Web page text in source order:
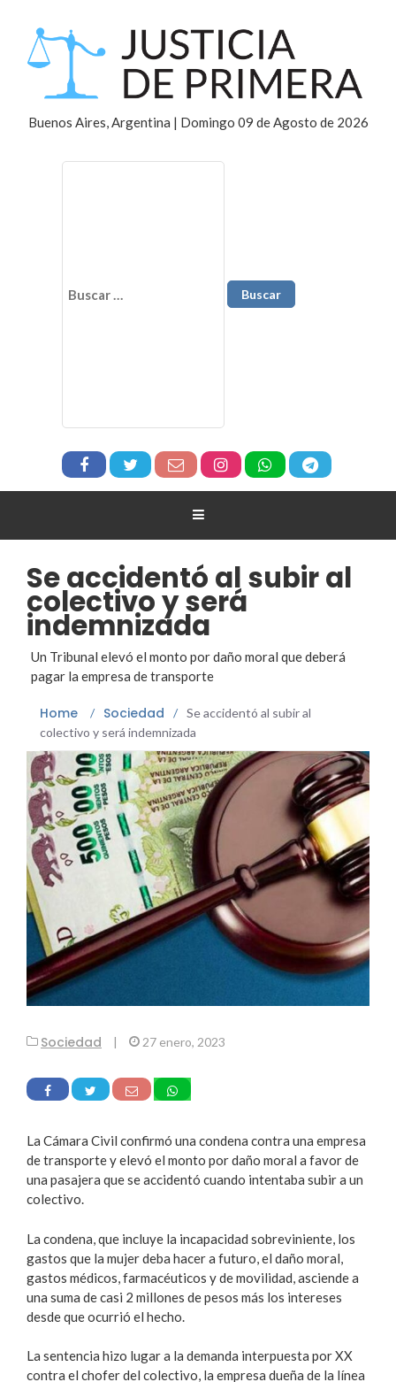
Buenos Aires, Argentina | Domingo 09 de Agosto de 2026
Se accidentó al subir al
colectivo y será
indemnizada
Un Tribunal elevó el monto por daño moral que deberá
pagar la empresa de transporte
Home / Sociedad / Se accidentó al subir al
colectivo y será indemnizada
Sociedad | 27 enero, 2023
La Cámara Civil confirmó una condena contra una empresa
de transporte y elevó el monto por daño moral a favor de
una pasajera que se accidentó cuando intentaba subir a un
colectivo.
La condena, que incluye la incapacidad sobreviniente, los
gastos que la mujer deba hacer a futuro, el daño moral,
gastos médicos, farmacéuticos y de movilidad, asciende a
una suma de casi 2 millones de pesos más los intereses
desde que ocurrió el hecho.
La sentencia hizo lugar a la demanda interpuesta por XX
contra el chofer del colectivo, la empresa dueña de la línea